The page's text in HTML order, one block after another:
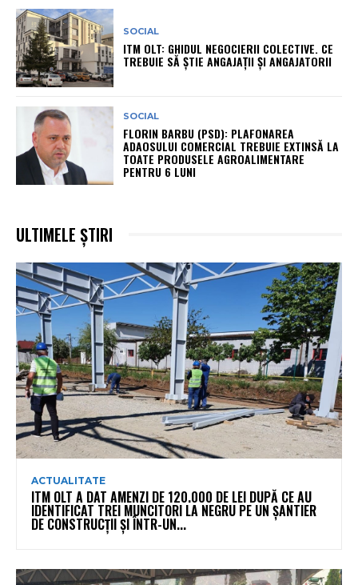
SOCIAL
ITM OLT: GHIDUL NEGOCIERII COLECTIVE. CE
TREBUIE SĂ ȘTIE ANGAJAȚII ȘI ANGAJATORII
SOCIAL
FLORIN BARBU (PSD): PLAFONAREA
ADAOSULUI COMERCIAL TREBUIE EXTINSĂ LA
TOATE PRODUSELE AGROALIMENTARE
PENTRU 6 LUNI
ULTIMELE ȘTIRI
ACTUALITATE
ITM OLT A DAT AMENZI DE 120.000 DE LEI DUPĂ CE AU
IDENTIFICAT TREI MUNCITORI LA NEGRU PE UN ȘANTIER
DE CONSTRUCȚII ȘI ÎNTR-UN...